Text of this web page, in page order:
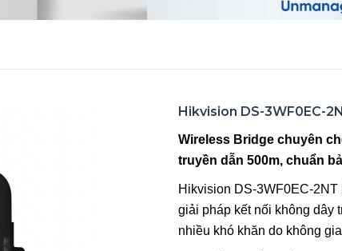
Hikvision DS-3WF0EC-
Wireless Bridge chuyên
truyền dẫn 500m, chuẩn
Hikvision DS-3WF0EC-
giải pháp kết nối không dây
nhiều khó khăn do không